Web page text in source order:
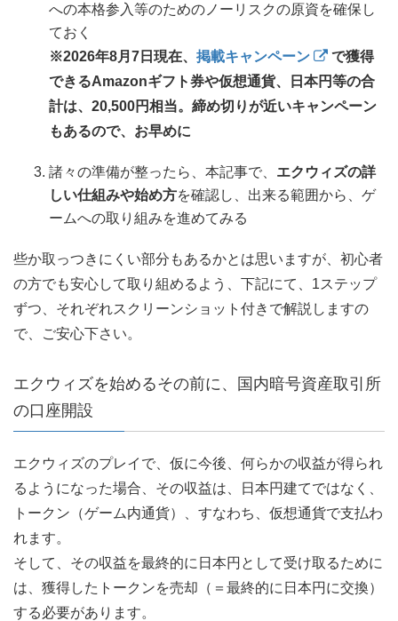
への本格参入等のためのノーリスクの原資を確保し
ておく
※2026年8月7日現在、 掲載キャンペーン
で獲得
できるAmazonギフト券や仮想通貨、日本円等の合
計は、20,500円相当。締め切りが近いキャンペーン
もあるので、お早めに
諸々の準備が整ったら、本記事で、 エクウィズの詳
しい仕組みや始め方を確認し、出来る範囲から、ゲ
ームへの取り組みを進めてみる
些か取っつきにくい部分もあるかとは思いますが、初心者
の方でも安心して取り組めるよう、下記にて、1ステップ
ずつ、それぞれスクリーンショット付きで解説しますの
で、ご安心下さい。
エクウィズを始めるその前に、国内暗号資産取引所
の口座開設
エクウィズのプレイで、仮に今後、何らかの収益が得られ
るようになった場合、その収益は、日本円建てではなく、
トークン（ゲーム内通貨）、すなわち、仮想通貨で支払わ
れます。
そして、その収益を最終的に日本円として受け取るために
は、獲得したトークンを売却（＝最終的に日本円に交換）
する必要があります。